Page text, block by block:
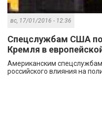
вс, 17/01/2016 - 12:36
Спецслужбам США
Кремля в
Американским
российского влияния на